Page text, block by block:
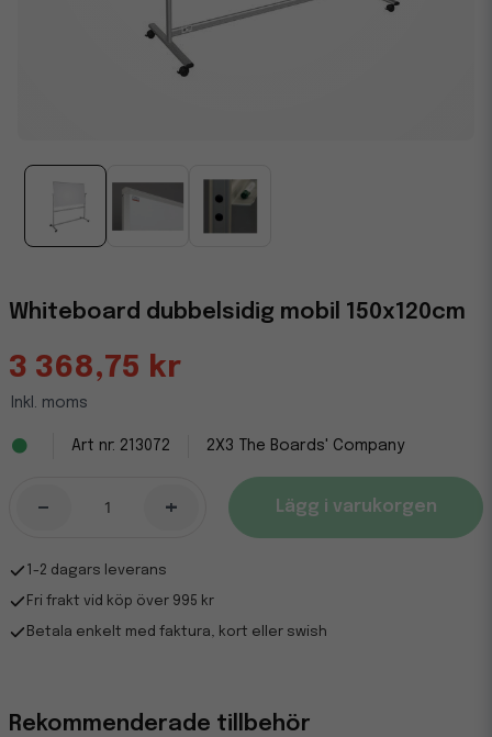
Whiteboard dubbelsidig mobil 150x120cm
3 368,75 kr
Inkl. moms
213072 2X3 The Boards' Company
- + Lägg i varukorgen
1-2 dagars leverans
Fri frakt vid köp över 995 kr
Betala enkelt med faktura, kort eller swish
Rekommenderade tillbehör